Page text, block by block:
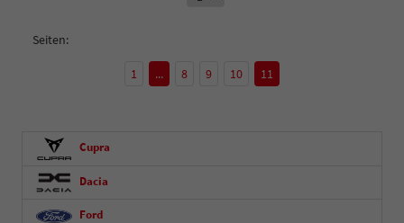
Seiten:
1 ... 8 9 10 11
Cupra
Dacia
Ford